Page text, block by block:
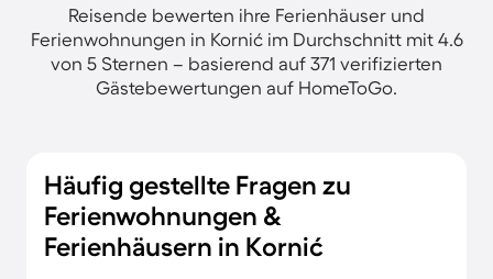
Reisende bewerten ihre Ferienhäuser und
Ferienwohnungen in Kornić im Durchschnitt mit 4.6
von 5 Sternen – basierend auf 371 verifizierten
Gästebewertungen auf HomeToGo.
Häufig gestellte Fragen zu
Ferienwohnungen &
Ferienhäusern in Kornić